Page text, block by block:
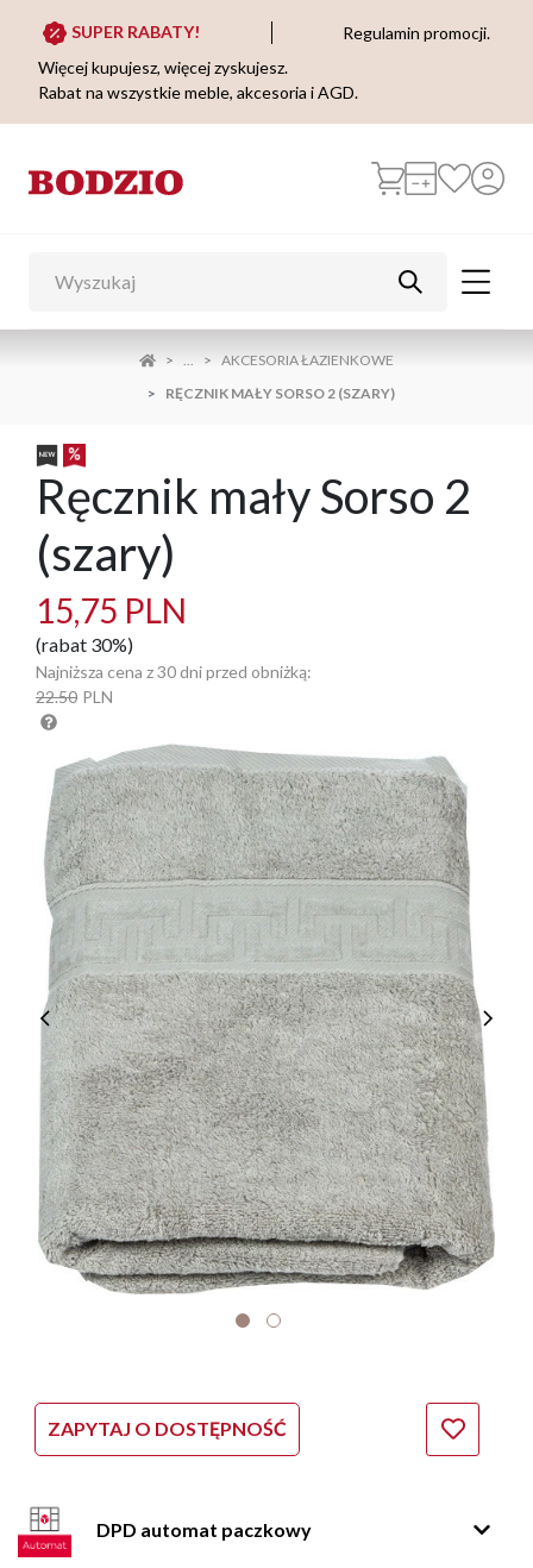
SUPER RABATY!
Regulamin promocji.
Więcej kupujesz, więcej zyskujesz.
Rabat na wszystkie meble, akcesoria i AGD.
...
AKCESORIA ŁAZIENKOWE
RĘCZNIK MAŁY SORSO 2 (SZARY)
Ręcznik mały Sorso 2
(szary)
15,75 PLN
(rabat 30%)
Najniższa cena z 30 dni przed obniżką:
22.50 PLN
ZAPYTAJ O DOSTĘPNOŚĆ
DPD automat paczkowy